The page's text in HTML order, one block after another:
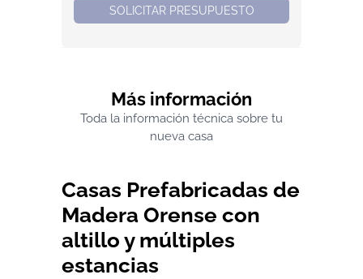
SOLICITAR PRESUPUESTO
Más información
Toda la información técnica sobre tu
nueva casa
Casas Prefabricadas de
Madera Orense con
altillo y múltiples
estancias